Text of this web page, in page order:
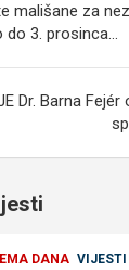
mališane za
do 3. prosinca…
Dr. Barna
DANA VIJESTI